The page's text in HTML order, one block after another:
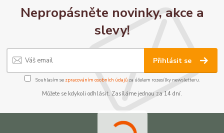
Nepropásněte novinky, akce a
slevy!
Přihlásit se
Souhlasím se zpracováním osobních údajůza účelem rozesílky newsletteru.
Můžete se kdykoli odhlásit. Zasíláme jednou za 14 dní.